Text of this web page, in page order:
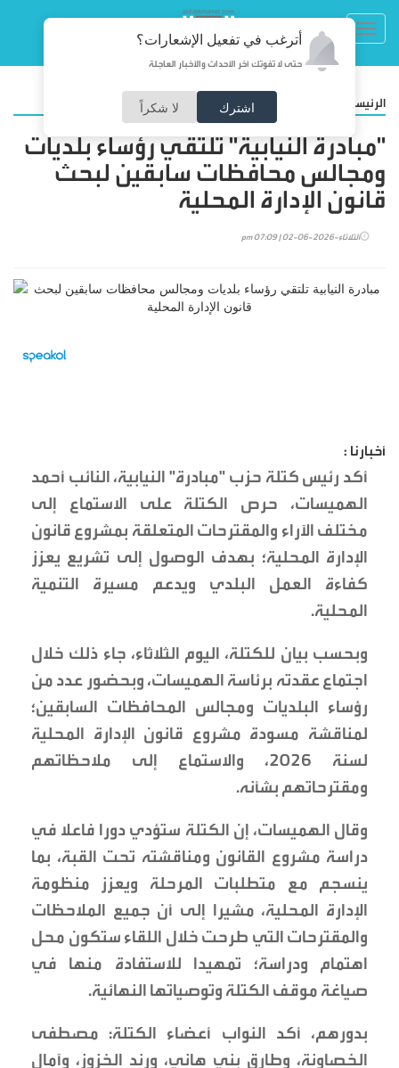
أترغب في تفعيل الإشعارات؟
حتى لا تفوتك آخر الأحداث والأخبار العاجلة
اشترك لا شكراً الرئيسية
"مبادرة النيابية" تلتقي رؤساء بلديات
ومجالس محافظات سابقين لبحث
قانون الإدارة المحلية
الثلاثاء-2026-06-02 | 07:09 pm
أخبارنا :
أكد رئيس كتلة حزب "مبادرة" النيابية، النائب أحمد
الهميسات، حرص الكتلة على الاستماع إلى
مختلف الآراء والمقترحات المتعلقة بمشروع قانون
الإدارة المحلية؛ بهدف الوصول إلى تشريع يعزز
كفاءة العمل البلدي ويدعم مسيرة التنمية
المحلية.
وبحسب بيان للكتلة، اليوم الثلاثاء، جاء ذلك خلال
اجتماع عقدته برئاسة الهميسات، وبحضور عدد من
رؤساء البلديات ومجالس المحافظات السابقين؛
لمناقشة مسودة مشروع قانون الإدارة المحلية
لسنة 2026، والاستماع إلى ملاحظاتهم
ومقترحاتهم بشأنه.
وقال الهميسات، إن الكتلة ستؤدي دورا فاعلا في
دراسة مشروع القانون ومناقشته تحت القبة، بما
ينسجم مع متطلبات المرحلة ويعزز منظومة
الإدارة المحلية، مشيرا إلى أن جميع الملاحظات
والمقترحات التي طرحت خلال اللقاء ستكون محل
اهتمام ودراسة؛ تمهيدا للاستفادة منها في
صياغة موقف الكتلة وتوصياتها النهائية.
بدورهم، أكد النواب أعضاء الكتلة: مصطفى
الخصاونة، وطارق بني هاني، ورند الخزوز، وآمال